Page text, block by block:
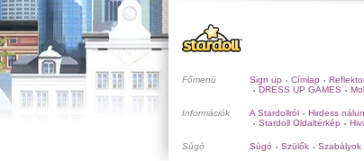
Főmenü Sign up • Címlap •
• DRESS UP GAMES •
Információk A Stardollról • Hirdess
• Stardoll Oldaltérkép •
Súgó Súgó • Szülők • Szabályok